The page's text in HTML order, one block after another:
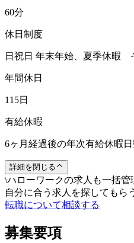
60分
休日制度
日祝日 年末年始、夏季休暇
年間休日
115日
有給休暇
6ヶ月経過後の年次有給休暇
詳細を閉じる
\ハローワークの求人も一括管
自分に合う求人を探してもら
転職について相談する
募集要項